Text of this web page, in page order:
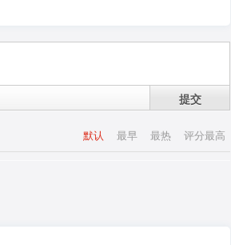
提交
默认 最早 最热 评分最高